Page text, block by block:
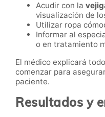
Acudir con la
visualización de
Utilizar ropa
Informar al
o en tratamiento
El médico explicará
comenzar para
paciente.
Resultados y